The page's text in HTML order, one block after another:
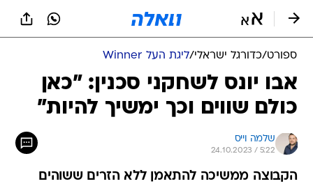
ספורט/כדורגל ישראלי/ליגת העל Winner
אבו יונס לשחקני סכנין: "כאן
כולם שווים וכך ימשיך להיות"
שלמה וייס
24.10.2023 / 5:22
הקבוצה ממשיכה להתאמן ללא הזרים ששוהים